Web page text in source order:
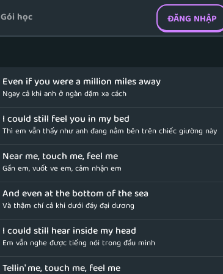
Gói học ĐĂNG NHẬP
Even if you were a million miles away
Ngay cả khi anh ở ngàn dặm xa cách
I could still feel you in my bed
Thì em vẫn thấy như anh đang nằm bên trên chiếc giường này
Near me, touch me, feel me
Gần em, vuốt ve em, cảm nhận em
And even at the bottom of the sea
Và thậm chí cả khi dưới đáy đại dương
I could still hear inside my head
Em vẫn nghe được tiếng nói trong đầu mình
Tellin' me, touch me, feel me